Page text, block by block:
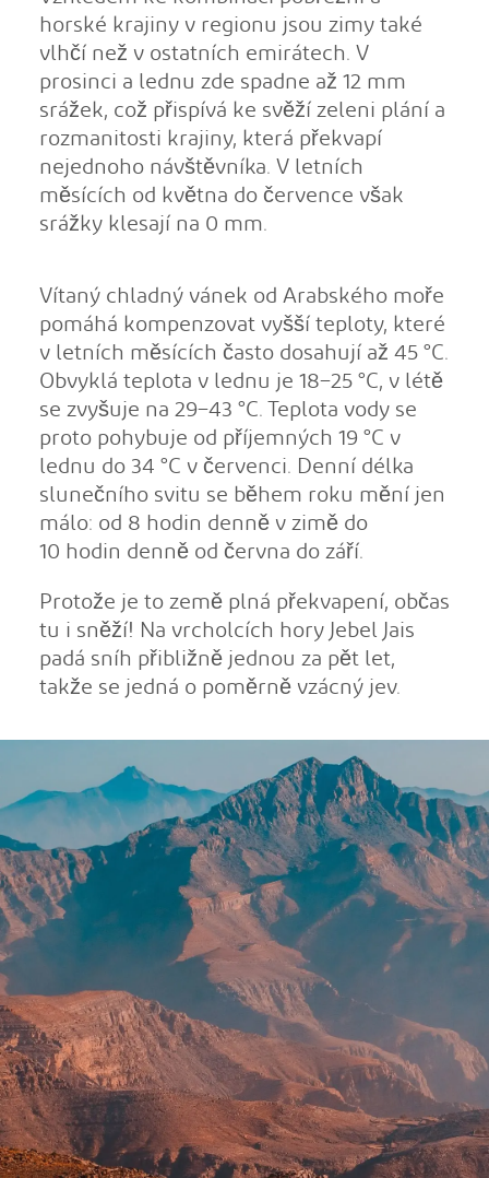
horské krajiny v regionu jsou zimy také
vlhčí než v ostatních emirátech. V
prosinci a lednu zde spadne až 12 mm
srážek, což přispívá ke svěží zeleni plání a
rozmanitosti krajiny, která překvapí
nejednoho návštěvníka. V letních
měsících od května do července však
srážky klesají na 0 mm.
Vítaný chladný vánek od Arabského moře
pomáhá kompenzovat vyšší teploty, které
v letních měsících často dosahují až 45 °C.
Obvyklá teplota v lednu je 18–25 °C, v létě
se zvyšuje na 29–43 °C. Teplota vody se
proto pohybuje od příjemných 19 °C v
lednu do 34 °C v červenci. Denní délka
slunečního svitu se během roku mění jen
málo: od 8 hodin denně v zimě do
10 hodin denně od června do září.
Protože je to země plná překvapení, občas
tu i sněží! Na vrcholcích hory Jebel Jais
padá sníh přibližně jednou za pět let,
takže se jedná o poměrně vzácný jev.